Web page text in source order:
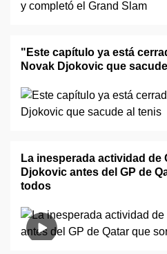
"Este capítulo ya está
Novak Djokovic que
La inesperada actividad de
Djokovic antes del GP de
todos